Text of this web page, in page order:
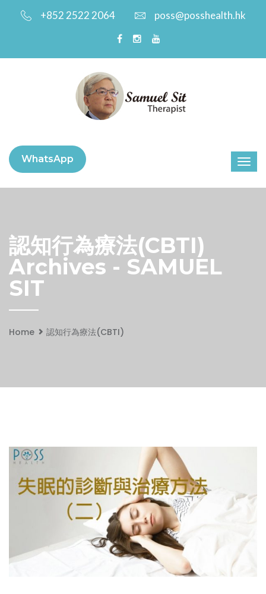
+852 2522 2064 poss@posshealth.hk
WhatsApp
認知行為療法(CBTI)
Archives - SAMUEL
SIT
Home 認知行為療法(CBTI)